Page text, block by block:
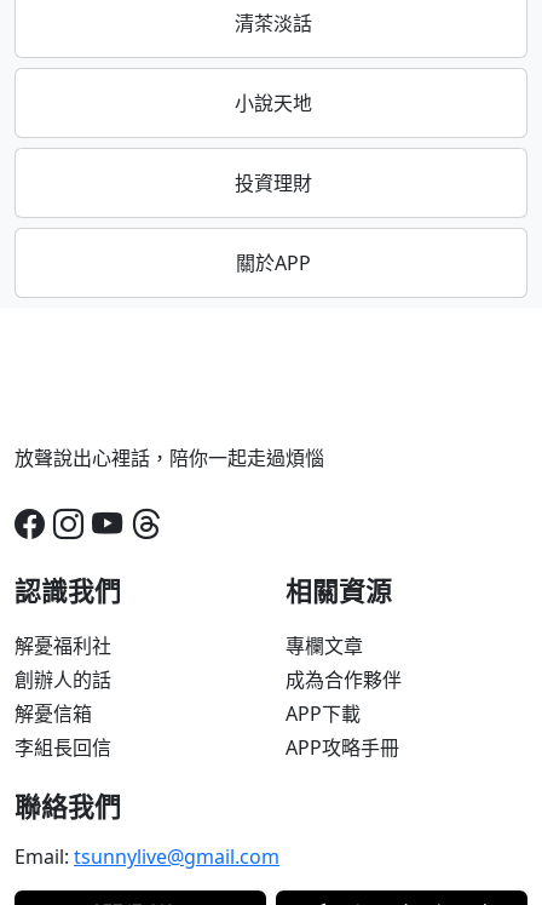
清茶淡話
小說天地
投資理財
關於APP
放聲說出心裡話，陪你一起走過煩惱
認識我們
解憂福利社
創辦人的話
解憂信箱
李組長回信
相關資源
專欄文章
成為合作夥伴
APP下載
APP攻略手冊
聯絡我們
Email: tsunnylive@gmail.com